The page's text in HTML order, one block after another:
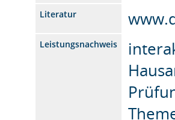
Literatur
Leistungsnachweis